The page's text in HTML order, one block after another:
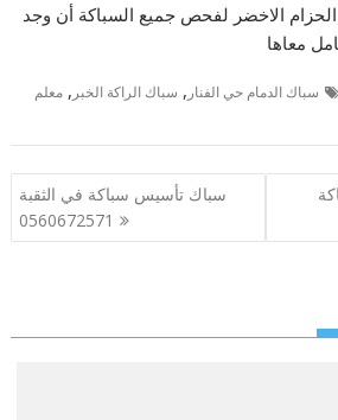
الحزام الاخضر لفحص جميع السباكة أن وجد
معاها
سباك الدمام حي الفنار , سباك الراكة الخبر ,معلم
سباك تأسيس سباكة في الثقبة
0560672571